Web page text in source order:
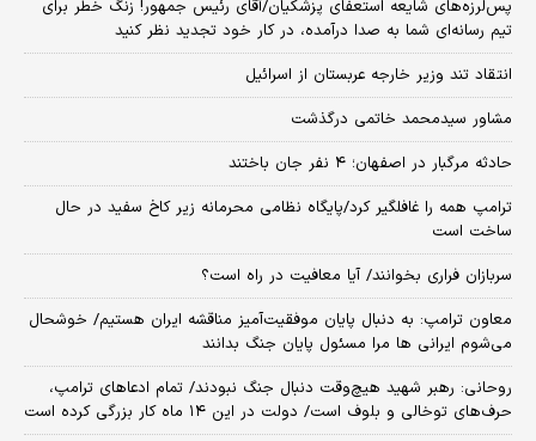
پس‌لرزه‌های شایعه استعفای پزشکیان/آقای رئیس جمهور! زنگ خطر برای
تیم رسانه‌ای شما به صدا درآمده، در کار خود تجدید نظر کنید
انتقاد تند وزیر خارجه عربستان از اسرائیل
مشاور سیدمحمد خاتمی درگذشت
حادثه مرگبار در اصفهان؛ ۴ نفر جان باختند
ترامپ همه را غافلگیر کرد/پایگاه نظامی محرمانه زیر کاخ سفید در حال
ساخت است
سربازان فراری بخوانند/ آیا معافیت در راه است؟
معاون ترامپ: به دنبال پایان موفقیت‌آمیز مناقشه ایران هستیم/ خوشحال
می‌شوم ایرانی ها مرا مسئول پایان جنگ بدانند
روحانی: رهبر شهید هیچ‌وقت دنبال جنگ نبودند/ تمام ادعاهای ترامپ،
حرف‌های توخالی و بلوف است/ دولت در این ۱۴ ماه کار بزرگی کرده است